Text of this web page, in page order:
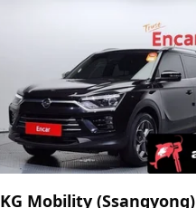
KG Mobility (Ssangyong)